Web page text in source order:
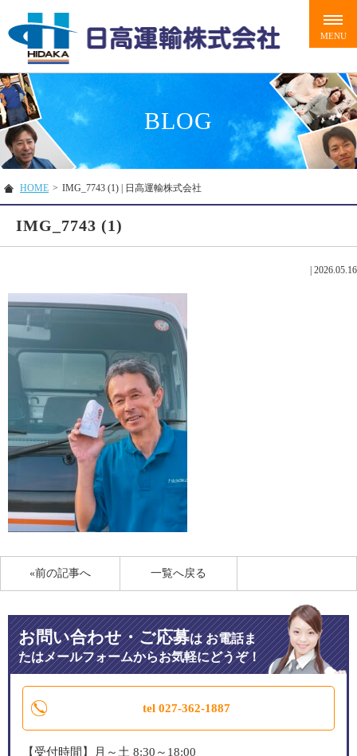
BLOG
HOME > IMG_7743 (1) | 日高運輸株式会社
IMG_7743 (1)
| 2026.05.16
«前の記事へ 一覧へ戻る
お問い合わせ・ご応募はお電話ま
たはメールフォームからお気軽にどうぞ！
tel 027-362-1887
【受付時間】月～土 8:30～18:00